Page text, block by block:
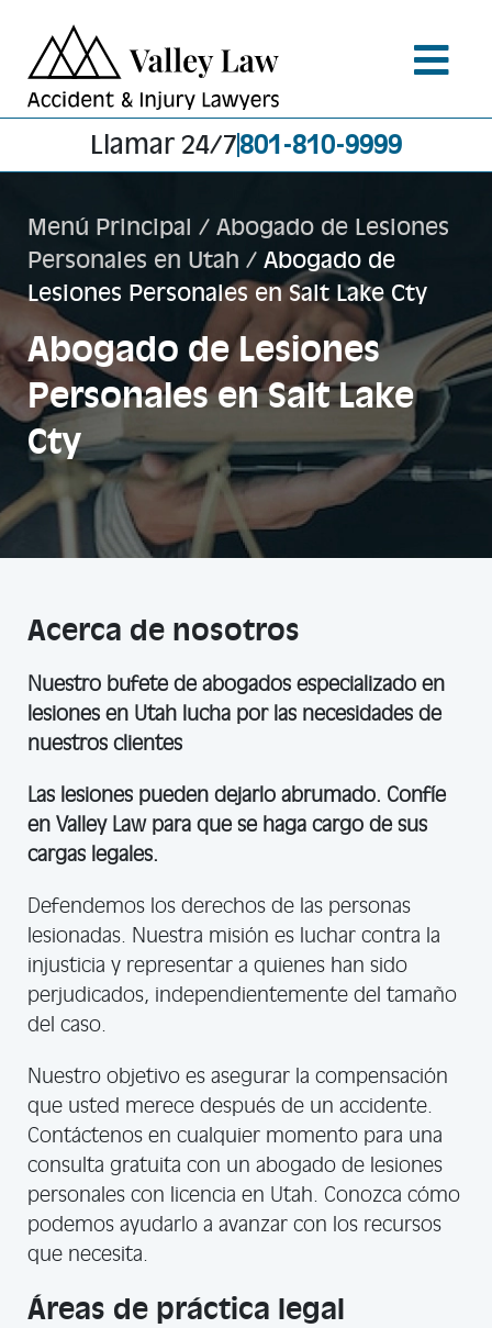
Llamar 24/7801-810-9999
Menú Principal / Abogado de Lesiones
Personales en Utah / Abogado de
Lesiones Personales en Salt Lake Cty
Abogado de Lesiones
Personales en Salt Lake
Cty
Acerca de nosotros
Nuestro bufete de abogados especializado en
lesiones en Utah lucha por las necesidades de
nuestros clientes
Las lesiones pueden dejarlo abrumado. Confíe
en Valley Law para que se haga cargo de sus
cargas legales.
Defendemos los derechos de las personas
lesionadas. Nuestra misión es luchar contra la
injusticia y representar a quienes han sido
perjudicados, independientemente del tamaño
del caso.
Nuestro objetivo es asegurar la compensación
que usted merece después de un accidente.
Contáctenos en cualquier momento para una
consulta gratuita con un abogado de lesiones
personales con licencia en Utah. Conozca cómo
podemos ayudarlo a avanzar con los recursos
que necesita.
Áreas de práctica legal